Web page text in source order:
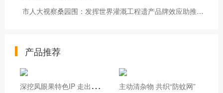
市人大视察桑园围：发挥世界灌溉工程遗产品牌效应助推乡村振兴
产品推荐
深
挖凤眼果特色IP 走出基层治理新路 主动清杂物 共织“防蚊网”